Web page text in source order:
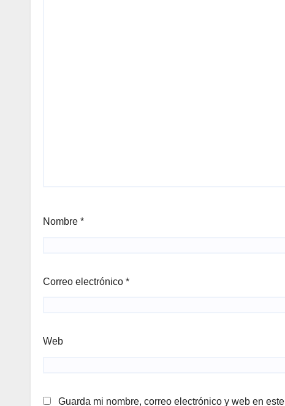
Nombre *
Correo electrónico *
Web
Guarda mi nombre, correo electrónico y web en